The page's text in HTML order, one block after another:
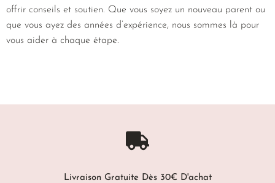
offrir conseils et soutien. Que vous soyez un nouveau parent ou
que vous ayez des années d’expérience, nous sommes là pour
vous aider à chaque étape.
Livraison Gratuite Dès 30€ D'achat